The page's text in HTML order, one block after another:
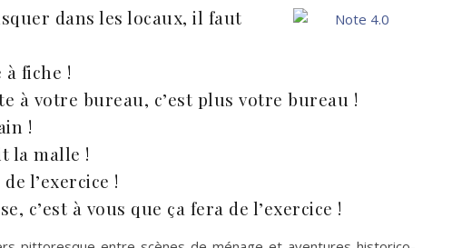
dans les locaux, il faut
fiche !
à votre bureau, c’est plus votre bureau !
!
la malle !
l’exercice !
c’est à vous que ça fera de l’exercice !